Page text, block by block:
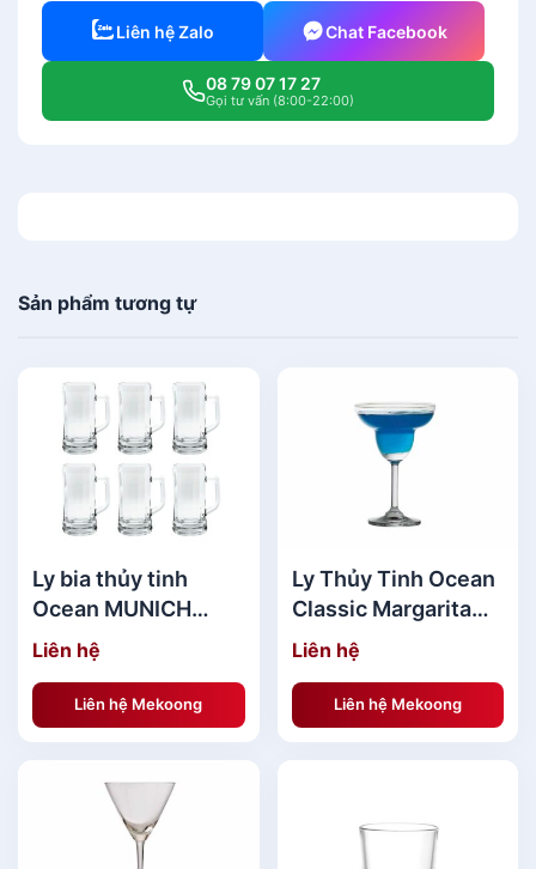
Liên hệ Zalo Chat Facebook
08 79 07 17 27
Gọi tư vấn (8:00-22:00)
Sản phẩm tương tự
Ly bia thủy tinh
Ocean MUNICH
BEER MUG-640ML
Liên hệ
Liên hệ Mekoong
Ly Thủy Tinh Ocean
Classic Margarita
200ml
Liên hệ
Liên hệ Mekoong